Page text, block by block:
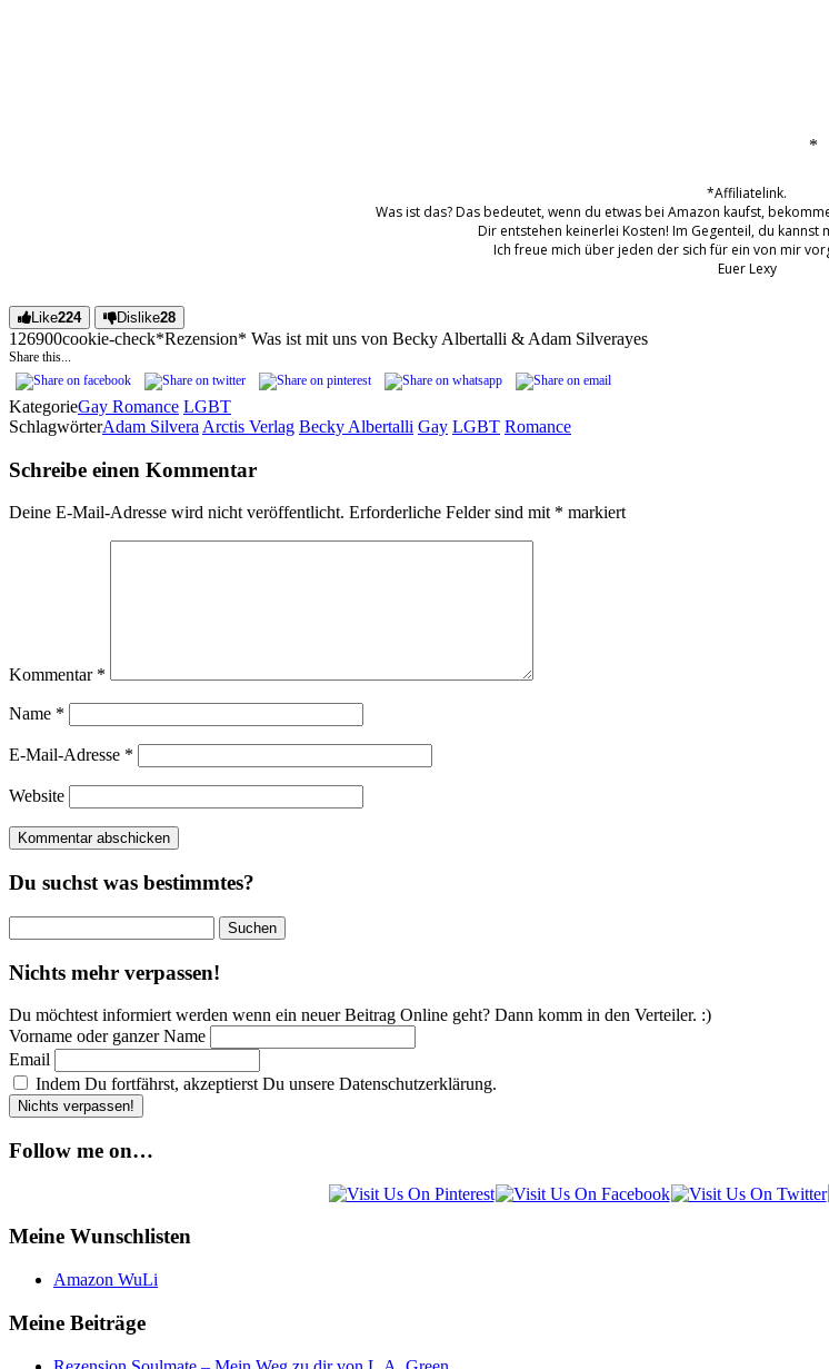
*
*Affiliatelink.
Was ist das? Das bedeutet, wenn du etwas bei Amazon kaufst,
Dir entstehen keinerlei Kosten! Im Gegenteil, du kannst
Ich freue mich über jeden der sich für ein von mir
Euer Lexy
Like224 Dislike28
126900cookie-check*Rezension* Was ist mit uns von Becky Albertalli & Adam Silverayes
Share this...
KategorieGay Romance LGBT
SchlagwörterAdam Silvera Arctis Verlag Becky Albertalli Gay LGBT Romance
Schreibe einen Kommentar
Deine E-Mail-Adresse wird nicht veröffentlicht. Erforderliche Felder sind mit * markiert
Kommentar *
Name *
E-Mail-Adresse *
Website
Du suchst was bestimmtes?
nach:
Nichts mehr verpassen!
Du möchtest informiert werden wenn ein neuer Beitrag Online geht? Dann komm in den Verteiler. :)
Vorname oder ganzer Name
Email
Indem Du fortfährst, akzeptierst Du unsere Datenschutzerklärung.
Follow me on…
Meine Wunschlisten
Amazon WuLi
Meine Beiträge